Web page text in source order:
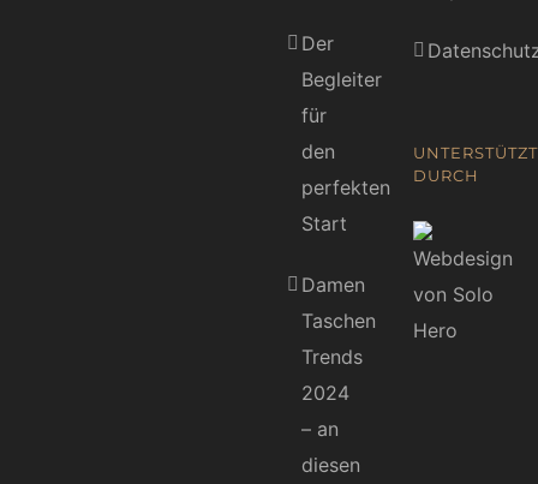
Der
Begleiter
für
den
perfekten
Start
Damen
Taschen
Trends
2024
– an
diesen
UNTERSTÜTZT
DURCH